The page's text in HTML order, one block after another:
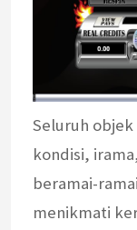
Seluruh
kondisi,
beramai-
menikmati